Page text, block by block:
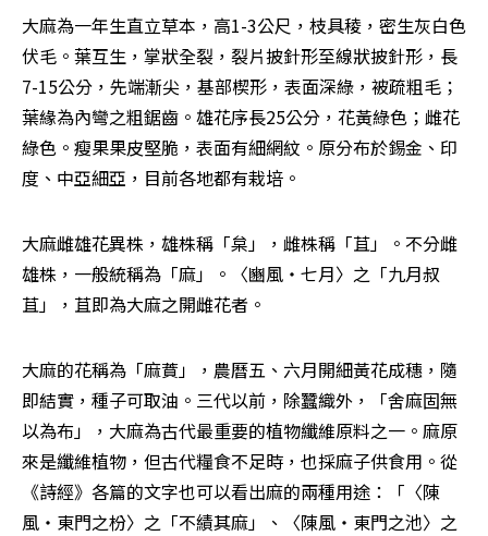
大麻為一年生直立草本，高1-3公尺，枝具稜，密生灰白色
伏毛。葉互生，掌狀全裂，裂片披針形至線狀披針形，長
7-15公分，先端漸尖，基部楔形，表面深綠，被疏粗毛；
葉緣為內彎之粗鋸齒。雄花序長25公分，花黃綠色；雌花
綠色。瘦果果皮堅脆，表面有細網紋。原分布於錫金、印
度、中亞細亞，目前各地都有栽培。
大麻雌雄花異株，雄株稱「枲」，雌株稱「苴」。不分雌
雄株，一般統稱為「麻」。〈豳風‧七月〉之「九月叔
苴」，苴即為大麻之開雌花者。
大麻的花稱為「麻蕡」，農曆五、六月開細黃花成穗，隨
即結實，種子可取油。三代以前，除蠶織外，「舍麻固無
以為布」，大麻為古代最重要的植物纖維原料之一。麻原
來是纖維植物，但古代糧食不足時，也採麻子供食用。從
《詩經》各篇的文字也可以看出麻的兩種用途：「〈陳
風‧東門之枌〉之「不績其麻」、〈陳風‧東門之池〉之